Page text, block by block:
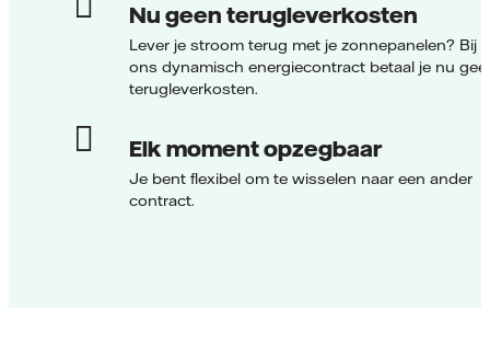
Nu geen terugleverkosten
Lever je stroom terug met je zonnepanelen? Bij
ons dynamisch energiecontract betaal je nu
terugleverkosten.
Elk moment opzegbaar
Je bent flexibel om te wisselen naar een ander
contract.